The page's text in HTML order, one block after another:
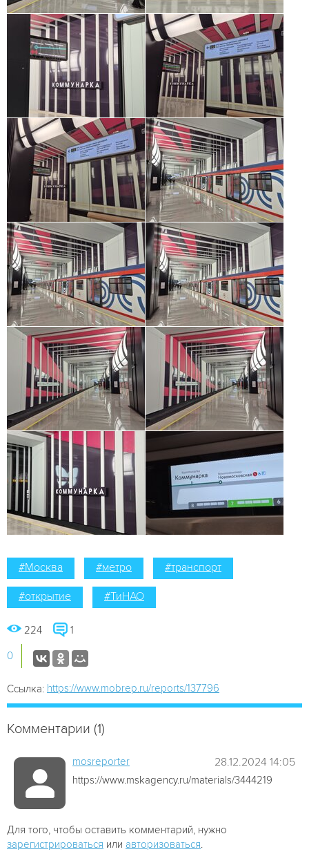
#Москва #метро #транспорт
#открытие #ТиНАО
224 1
0
Ссылка: https://www.mobrep.ru/reports/137796
Комментарии (1)
mosreporter 28.12.2024 14:05
https://www.mskagency.ru/materials/3444219
Для того, чтобы оставить комментарий, нужно
зарегистрироваться или авторизоваться